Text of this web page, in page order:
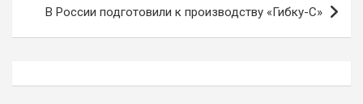
В России подготовили к производству «Гибку-С»